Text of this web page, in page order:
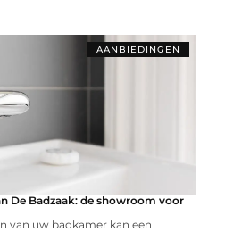
AANBIEDINGEN
De Badzaak: de showroom voor
van uw badkamer kan een